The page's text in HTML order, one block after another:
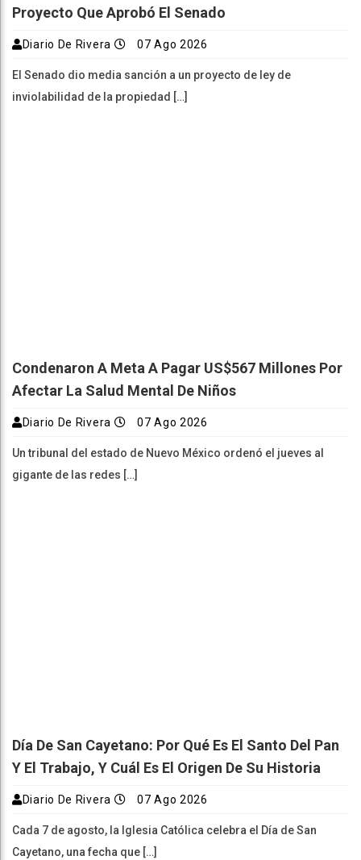
Proyecto Que Aprobó El Senado
Diario De Rivera 07 Ago 2026
El Senado dio media sanción a un proyecto de ley de
inviolabilidad de la propiedad […]
Condenaron A Meta A Pagar US$567 Millones Por
Afectar La Salud Mental De Niños
Diario De Rivera 07 Ago 2026
Un tribunal del estado de Nuevo México ordenó el jueves al
gigante de las redes […]
Día De San Cayetano: Por Qué Es El Santo Del Pan
Y El Trabajo, Y Cuál Es El Origen De Su Historia
Diario De Rivera 07 Ago 2026
Cada 7 de agosto, la Iglesia Católica celebra el Día de San
Cayetano, una fecha que […]